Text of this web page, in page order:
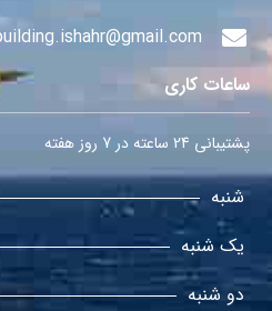
ساعات کاری
پشتیبانی 24 ساعته در 7 روز هفته
شنبه
یک شنبه
دو شنبه